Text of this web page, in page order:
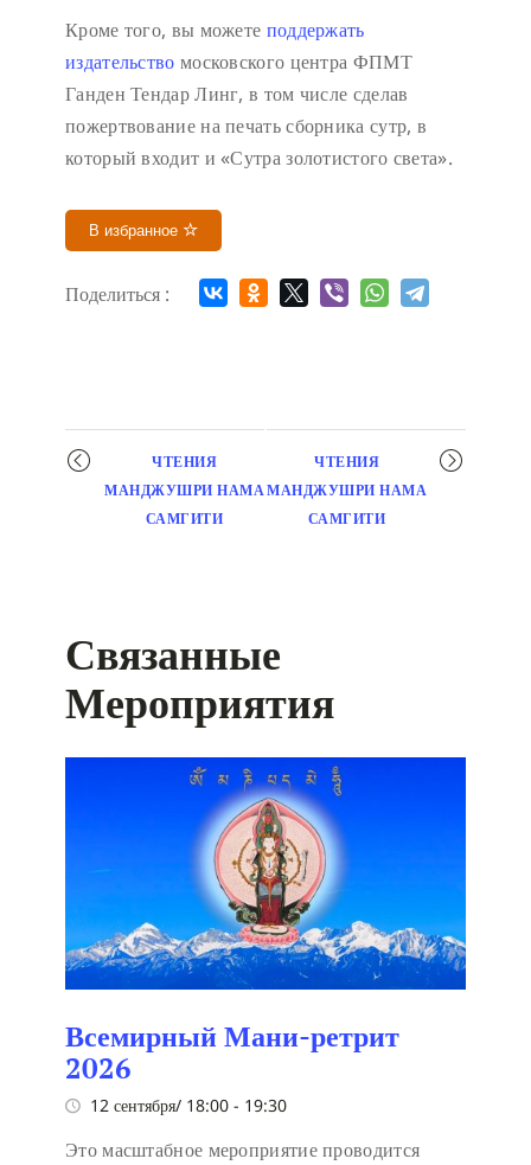
Кроме того, вы можете поддержать
издательство московского центра ФПМТ
Ганден Тендар Линг, в том числе сделав
пожертвование на печать сборника сутр, в
который входит и «Сутра золотистого света».
В избранное
Поделиться :
Мероприятие
навигация
ЧТЕНИЯ
МАНДЖУШРИ НАМА
САМГИТИ
ЧТЕНИЯ
МАНДЖУШРИ НАМА
САМГИТИ
Связанные
Мероприятия
Всемирный Мани-ретрит
2026
12 сентября/ 18:00 - 19:30
Это масштабное мероприятие проводится